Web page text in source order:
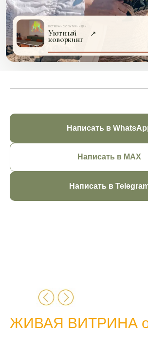
ВСТРЕЧИ · СОБЫТИЯ · ИДЕИ
Уютный
коворкинг
↗
Написать в
Написать в MAX
Написать в
ЖИВАЯ ВИТРИНА